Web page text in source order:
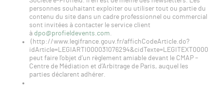
personnes souhaitant exploiter ou utiliser tout ou partie du
contenu du site dans un cadre professionnel ou commercial
sont invitées à contacter le service client
à dpo@profieldevents.com.
(http://www.legifrance.gouv.fr/affichCodeArticle.do?
peut faire l’objet d’un règlement amiable devant le CMAP –
Centre de Médiation et d’Arbitrage de Paris, auquel les
parties déclarent adhérer.